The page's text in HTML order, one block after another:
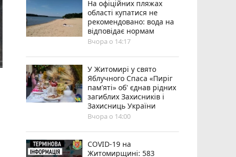
На офіційних пляжах
області купатися не
рекомендовано: вода на
відповідає нормам
Вчора о 14:17
У Житомирі у свято
Яблучного Спаса «Пиріг
пам'яті» об' єднав рідних
загиблих Захисників і
Захисниць України
Вчора о 14:00
COVID-19 на
Житомирщині: 583